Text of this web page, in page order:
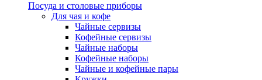
Посуда и столовые приборы
Для чая и кофе
Чайные сервизы
Кофейные сервизы
Чайные наборы
Кофейные наборы
Чайные и кофейные пары